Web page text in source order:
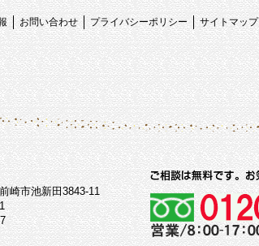
お問い合わせ プライバシーポリシー サイトマップ
崎市池新田3843-11